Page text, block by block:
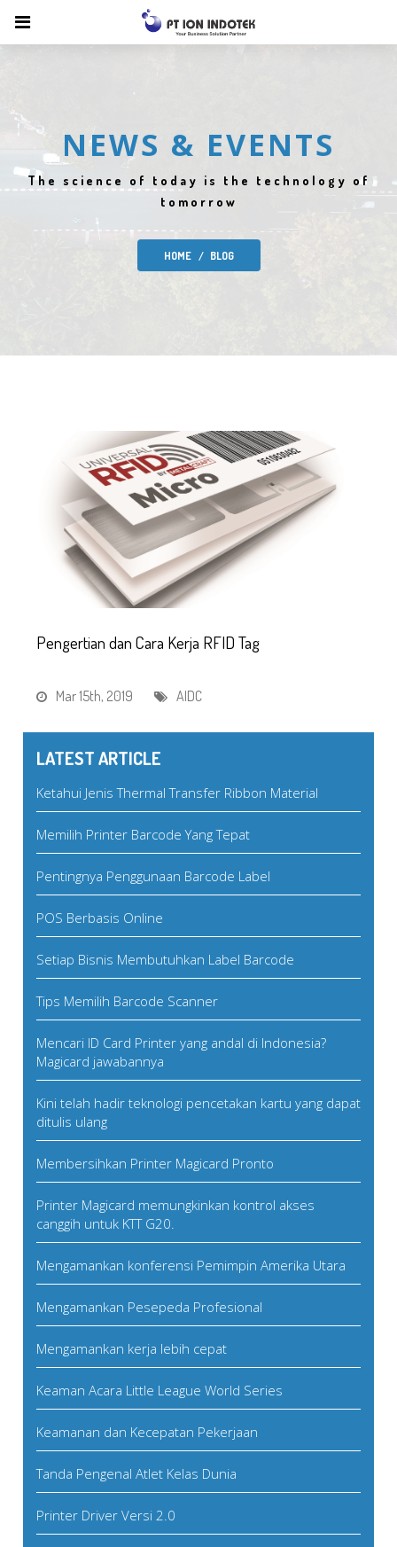
NEWS & EVENTS
The science of today is the technology of
tomorrow
HOME BLOG
Pengertian dan Cara Kerja RFID Tag
Mar 15th, 2019 AIDC
LATEST ARTICLE
Ketahui Jenis Thermal Transfer Ribbon Material
Memilih Printer Barcode Yang Tepat
Pentingnya Penggunaan Barcode Label
POS Berbasis Online
Setiap Bisnis Membutuhkan Label Barcode
Tips Memilih Barcode Scanner
Mencari ID Card Printer yang andal di Indonesia?
Magicard jawabannya
Kini telah hadir teknologi pencetakan kartu yang dapat
ditulis ulang
Membersihkan Printer Magicard Pronto
Printer Magicard memungkinkan kontrol akses
canggih untuk KTT G20.
Mengamankan konferensi Pemimpin Amerika Utara
Mengamankan Pesepeda Profesional
Mengamankan kerja lebih cepat
Keaman Acara Little League World Series
Keamanan dan Kecepatan Pekerjaan
Tanda Pengenal Atlet Kelas Dunia
Printer Driver Versi 2.0